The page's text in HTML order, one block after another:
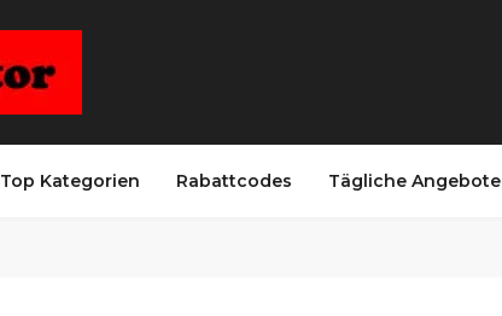
Top Kategorien Rabattcodes Tägliche Angebote